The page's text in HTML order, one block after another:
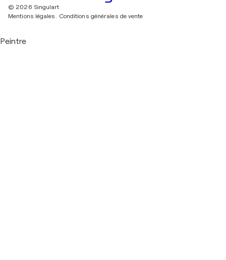
© 2026 Singulart
Mentions légales. Conditions générales de vente
Peintre